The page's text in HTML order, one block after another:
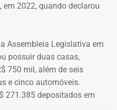
a maior parte
seis anos, os valores
tiveram uma queda de
2022, quando declarou
Assembleia Legislativa em
possuir duas casas,
750 mil, além de seis
e cinco automóveis.
271.385 depositados em